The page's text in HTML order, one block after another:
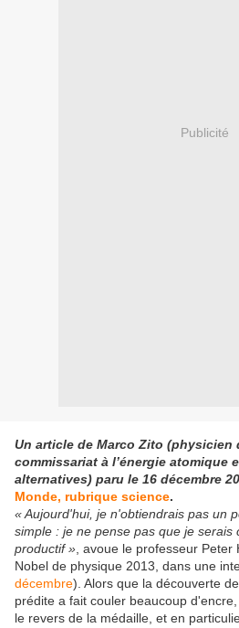
Publicité
Un article de Marco Zito (physicien
commissariat à l’énergie atomique
alternatives) paru le 16 décembre
Monde, rubrique science.
« Aujourd'hui, je n'obtiendrais pas un
simple : je ne pense pas que je serais
productif » , avoue le professeur
Nobel de physique 2013, dans une
décembre). Alors que la découverte
prédite a fait couler beaucoup
le revers de la médaille, et en